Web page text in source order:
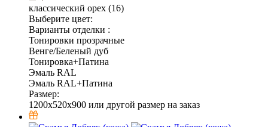
классический орех (16)
Выберите цвет:
Варианты отделки :
Тонировки прозрачные
Венге/Беленый дуб
Тонировка+Патина
Эмаль RAL
Эмаль RAL+Патина
Размер:
1200x520x900 или другой размер на заказ